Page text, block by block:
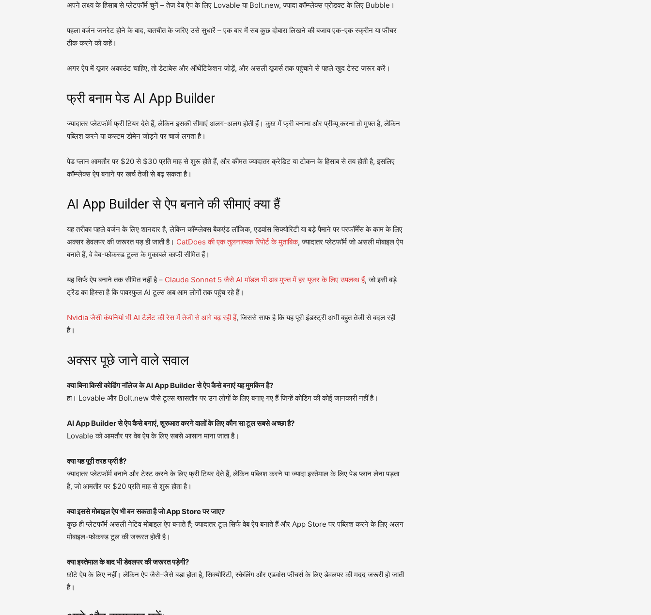
अपने लक्ष्य के हिसाब से प्लेटफॉर्म चुनें – तेज वेब ऐप के लिए Lovable या Bolt.new, ज्यादा कॉम्प्लेक्स प्रोडक्ट के लिए Bubble।
पहला वर्जन जनरेट होने के बाद, बातचीत के जरिए उसे सुधारें – एक बार में सब कुछ दोबारा लिखने की बजाय एक-एक स्क्रीन या फीचर
ठीक करने को कहें।
अगर ऐप में यूजर अकाउंट चाहिए, तो डेटाबेस और ऑथेंटिकेशन जोड़ें, और असली यूजर्स तक पहुंचाने से पहले खुद टेस्ट जरूर करें।
फ्री बनाम पेड AI App Builder
ज्यादातर प्लेटफॉर्म फ्री टियर देते हैं, लेकिन इसकी सीमाएं अलग-अलग होती हैं। कुछ में फ्री बनाना और प्रीव्यू करना तो मुफ्त है, लेकिन
पब्लिश करने या कस्टम डोमेन जोड़ने पर चार्ज लगता है।
पेड प्लान आमतौर पर $20 से $30 प्रति माह से शुरू होते हैं, और कीमत ज्यादातर क्रेडिट या टोकन के हिसाब से तय होती है, इसलिए
कॉम्प्लेक्स ऐप बनाने पर खर्च तेजी से बढ़ सकता है।
AI App Builder से ऐप बनाने की सीमाएं क्या हैं
यह तरीका पहले वर्जन के लिए शानदार है, लेकिन कॉम्प्लेक्स बैकएंड लॉजिक, एडवांस सिक्योरिटी या बड़े पैमाने पर परफॉर्मेंस के काम के लिए
अक्सर डेवलपर की जरूरत पड़ ही जाती है। CatDoes की एक तुलनात्मक रिपोर्ट के मुताबिक, ज्यादातर प्लेटफॉर्म जो असली मोबाइल ऐप
बनाते हैं, वे वेब-फोकस्ड टूल्स के मुकाबले काफी सीमित हैं।
यह सिर्फ ऐप बनाने तक सीमित नहीं है – Claude Sonnet 5 जैसे AI मॉडल भी अब मुफ्त में हर यूजर के लिए उपलब्ध हैं, जो इसी बड़े
ट्रेंड का हिस्सा है कि पावरफुल AI टूल्स अब आम लोगों तक पहुंच रहे हैं।
Nvidia जैसी कंपनियां भी AI टैलेंट की रेस में तेजी से आगे बढ़ रही हैं, जिससे साफ है कि यह पूरी इंडस्ट्री अभी बहुत तेजी से बदल रही
है।
अक्सर पूछे जाने वाले सवाल
क्या बिना किसी कोडिंग नॉलेज के AI App Builder से ऐप कैसे बनाएं यह मुमकिन है?
हां। Lovable और Bolt.new जैसे टूल्स खासतौर पर उन लोगों के लिए बनाए गए हैं जिन्हें कोडिंग की कोई जानकारी नहीं है।
AI App Builder से ऐप कैसे बनाएं, शुरुआत करने वालों के लिए कौन सा टूल सबसे अच्छा है?
Lovable को आमतौर पर वेब ऐप के लिए सबसे आसान माना जाता है।
क्या यह पूरी तरह फ्री है?
ज्यादातर प्लेटफॉर्म बनाने और टेस्ट करने के लिए फ्री टियर देते हैं, लेकिन पब्लिश करने या ज्यादा इस्तेमाल के लिए पेड प्लान लेना पड़ता
है, जो आमतौर पर $20 प्रति माह से शुरू होता है।
क्या इससे मोबाइल ऐप भी बन सकता है जो App Store पर जाए?
कुछ ही प्लेटफॉर्म असली नेटिव मोबाइल ऐप बनाते हैं; ज्यादातर टूल सिर्फ वेब ऐप बनाते हैं और App Store पर पब्लिश करने के लिए अलग
मोबाइल-फोकस्ड टूल की जरूरत होती है।
क्या इस्तेमाल के बाद भी डेवलपर की जरूरत पड़ेगी?
छोटे ऐप के लिए नहीं। लेकिन ऐप जैसे-जैसे बड़ा होता है, सिक्योरिटी, स्केलिंग और एडवांस फीचर्स के लिए डेवलपर की मदद जरूरी हो जाती
है।